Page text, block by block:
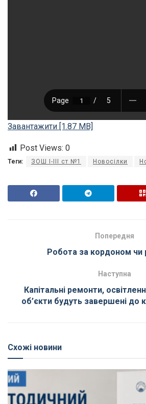
Завантажити [1.87 MB]
Post Views: 0
Теги: ЗОШ І-ІІІ ст №1 Новосілки
Попередня
Робота за кордоном чи
Наступна
Капітальні ремонти,
об’єкти будуть завершені до
Схожі новини